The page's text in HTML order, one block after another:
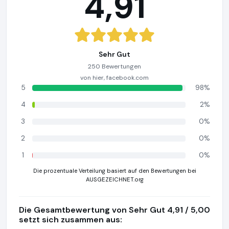
Sehr Gut
250 Bewertungen
von hier, facebook.com
5
98%
4
2%
3
0%
2
0%
1
0%
Die prozentuale Verteilung basiert auf den Bewertungen bei
AUSGEZEICHNET.org
Die Gesamtbewertung von Sehr Gut 4,91 / 5,00
setzt sich zusammen aus: